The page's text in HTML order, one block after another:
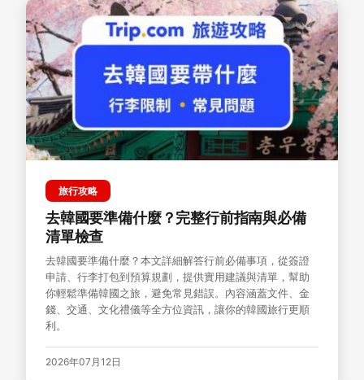
旅行攻略
去韓國要準備什麼？完整行前指南與必備
清單檢查
去韓國要準備什麼？本文詳細解答行前必備事項，從簽證
申請、行李打包到預算規劃，提供實用建議與清單，幫助
你輕鬆準備韓國之旅，避免常見錯誤。內容涵蓋文件、金
錢、交通、文化禮儀等全方位資訊，讓你的韓國旅行更順
利。
2026年07月12日